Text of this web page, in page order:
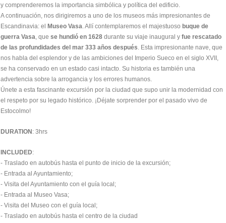
y comprenderemos la importancia simbólica y política del edificio.
A continuación, nos dirigiremos a uno de los museos más impresionantes de
Escandinavia: el
Museo Vasa. Allí contemplaremos el majestuoso buque de
guerra Vasa, que se hundió en 1628 durante su viaje inaugural y fue rescatado
de las profundidades del mar 333 años después. Esta impresionante nave, que
nos habla del esplendor y de las ambiciones del Imperio Sueco en el siglo XVII,
se ha conservado en un estado casi intacto. Su historia es también una
advertencia sobre la arrogancia y los errores humanos.
Únete a esta fascinante excursión por la ciudad que supo unir la modernidad con
el respeto por su legado histórico. ¡Déjate sorprender por el pasado vivo de
Estocolmo!
DURATION : 3hrs
INCLUDED:
- Traslado en autobús hasta el punto de inicio de la excursión;
- Entrada al Ayuntamiento;
- Visita del Ayuntamiento con el guía local;
- Entrada al Museo Vasa;
- Visita del Museo con el guía local;
- Traslado en autobús hasta el centro de la ciudad